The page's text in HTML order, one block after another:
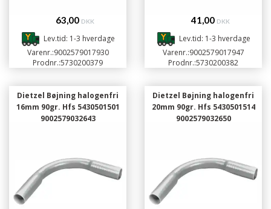
63,00 DKK
Lev.tid: 1-3 hverdage
Varenr.:9002579017930
Prodnr.:5730200379
41,00 DKK
Lev.tid: 1-3 hverdage
Varenr.:9002579017947
Prodnr.:5730200382
Dietzel Bøjning halogenfri
16mm 90gr. Hfs 5430501501
9002579032643
Dietzel Bøjning halogenfri
20mm 90gr. Hfs 5430501514
9002579032650